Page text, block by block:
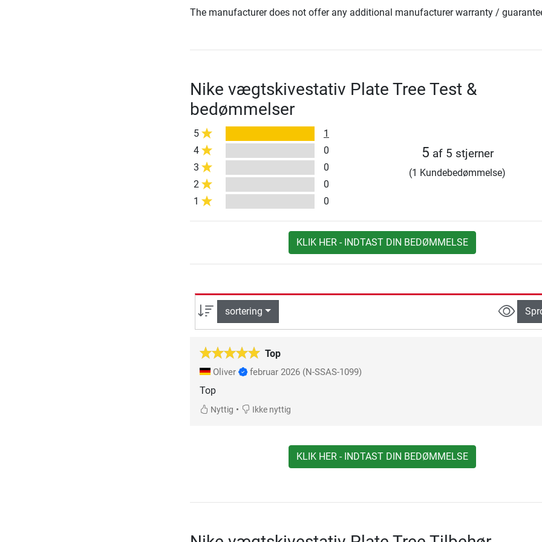
The manufacturer does not offer any additional manufacturer warranty /
Nike vægtskivestativ Plate Tree Test &
bedømmelser
5
1
4
0
3
0
2
0
1
0
5 af 5 stjerner
(1 Kundebedømmelse)
KLIK HER - INDTAST DIN BEDØMMELSE
sortering
Top
Oliver februar 2026 (N-SSAS-1099)
Top
Nyttig • Ikke nyttig
KLIK HER - INDTAST DIN BEDØMMELSE